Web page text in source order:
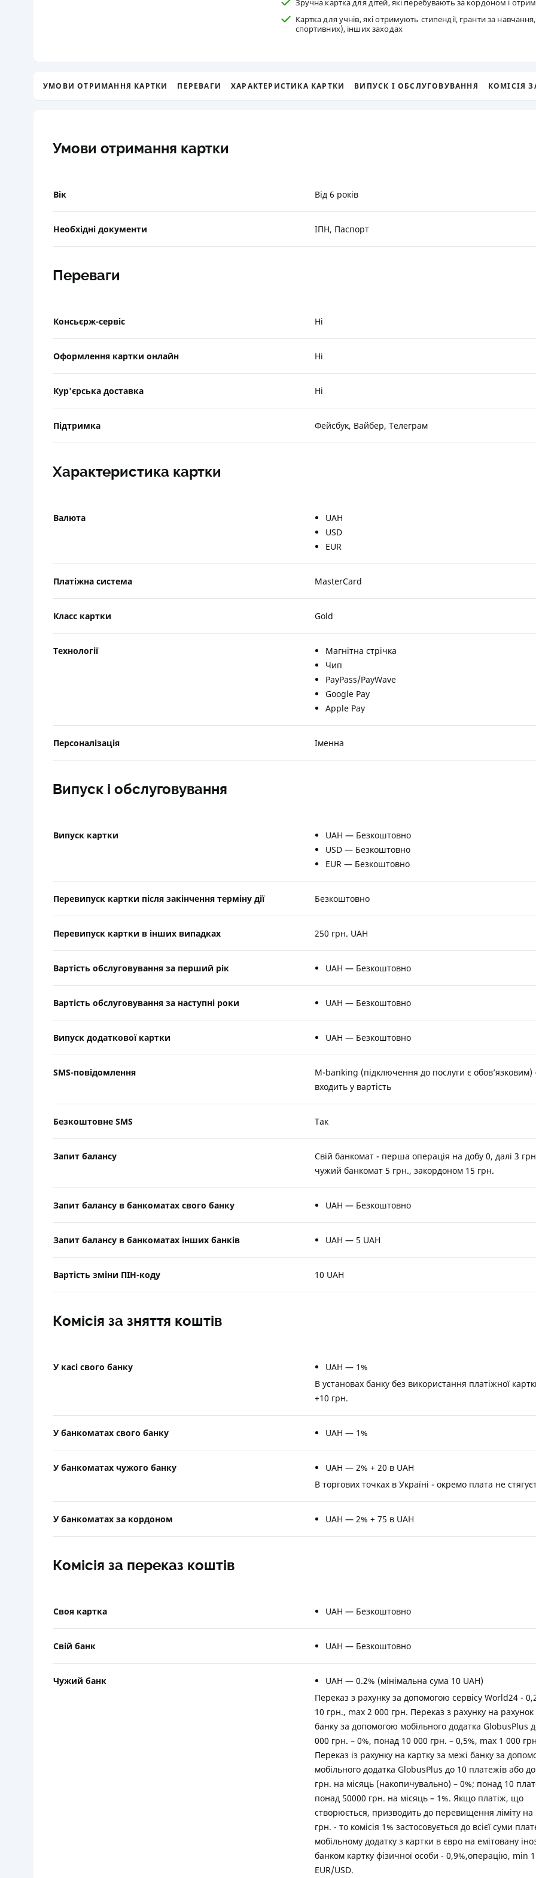
РЕЙТИНГ ДЕБЕТОВИХ
КАРТОК
ПУТІВНИКИ ПО
БАНКІВСЬКИХ КАРТКАХВІДГУКИ
Зручна картка для дітей, які перебувають за кордоном і
Картка для учнів, які отримують стипендії, гранти за
спортивних), інших заходах
УМОВИ ОТРИМАННЯ КАРТКИ ПЕРЕВАГИ ХАРАКТЕРИСТИКА КАРТКИ ВИПУСК І ОБСЛУГОВУВАННЯ КОМІСІЯ
Умови отримання картки
Вік Від 6 років
Необхідні документи ІПН, Паспорт
Переваги
Консьєрж-сервіс Ні
Оформлення картки онлайн Ні
Кур'єрська доставка Ні
Підтримка Фейсбук, Вайбер, Телеграм
Характеристика картки
Валюта
UAH
USD
EUR
Платіжна система MasterCard
Класс картки Gold
Технології
Магнітна стрічка
Чип
PayPass/PayWave
Google Pay
Apple Pay
Персоналізація Іменна
Випуск і обслуговування
Випуск картки
UAH — Безкоштовно
USD — Безкоштовно
EUR — Безкоштовно
Перевипуск картки після закінчення терміну дії Безкоштовно
Перевипуск картки в інших випадках 250 грн. UAH
Вартість обслуговування за перший рік UAH — Безкоштовно
Вартість обслуговування за наступні роки UAH — Безкоштовно
Випуск додаткової картки UAH — Безкоштовно
SMS-повідомлення
M-banking (підключення до послуги є обов’язковим)
входить у вартість
Безкоштовне SMS Так
Запит балансу
Свій банкомат - перша операція на добу 0, далі 3
чужий банкомат 5 грн., закордоном 15 грн.
Запит балансу в банкоматах свого банку UAH — Безкоштовно
Запит балансу в банкоматах інших банків UAH — 5 UAH
Вартість зміни ПІН-коду 10 UAH
Комісія за зняття коштів
У касі свого банку
UAH — 1%
В установах банку без використання платіжної
+10 грн.
У банкоматах свого банку UAH — 1%
У банкоматах чужого банку
UAH — 2% + 20 в UAH
В торгових точках в Україні - окремо плата не
У банкоматах за кордоном UAH — 2% + 75 в UAH
Комісія за переказ коштів
Своя картка UAH — Безкоштовно
Свій банк UAH — Безкоштовно
Чужий банк
UAH — 0.2% (мінімальна сума 10 UAH)
Переказ з рахунку за допомогою сервісу World24 -
10 грн., max 2 000 грн. Переказ з рахунку на
банку за допомогою мобільного додатка GlobusPlus
000 грн. – 0%, понад 10 000 грн. – 0,5%, max 1 000
Переказ із рахунку на картку за межі банку за
мобільного додатка GlobusPlus до 10 платежів або
грн. на місяць (накопичувально) – 0%; понад 10
понад 50000 грн. на місяць – 1%. Якщо платіж, що
створюється, призводить до перевищення ліміту на
грн. - то комісія 1% застосовується до всієї суми
мобільному додатку з картки в євро на емітовану
банком картку фізичної особи - 0,9%,операцію, min 1
EUR/USD.